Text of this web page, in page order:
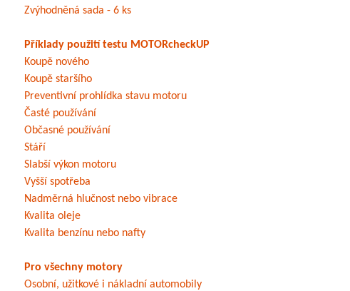
Zvýhodněná sada - 6 ks
Příklady použití testu MOTORcheckUP
Koupě nového
Koupě staršího
Preventivní prohlídka stavu motoru
Časté používání
Občasné používání
Stáří
Slabší výkon motoru
Vyšší spotřeba
Nadměrná hlučnost nebo vibrace
Kvalita oleje
Kvalita benzínu nebo nafty
Pro všechny motory
Osobní, užitkové i nákladní automobily